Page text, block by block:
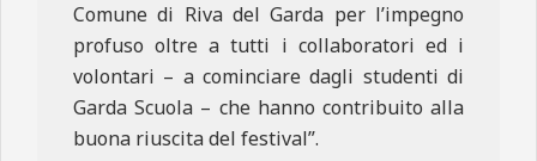
Comune di Riva del Garda per l’impegno
profuso oltre a tutti i collaboratori ed i
volontari – a cominciare dagli studenti di
Garda Scuola – che hanno contribuito alla
buona riuscita del festival”.